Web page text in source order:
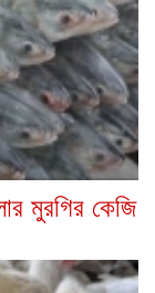
মুরগির কেজি